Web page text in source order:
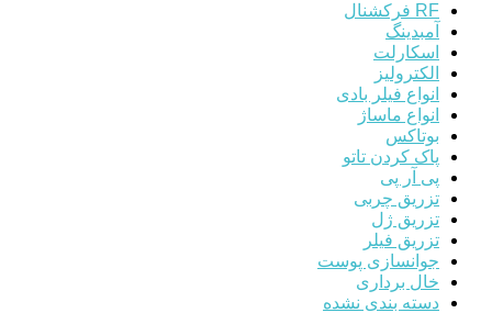
RF فرکشنال
آمبدینگ
اسکارلت
الکترولیز
انواع فیلر بادی
انواع ماساژ
بوتاکس
پاک کردن تاتو
پی آر پی
تزریق چربی
تزریق ژل
تزریق فیلر
جوانسازی پوست
خال برداری
دسته بندی نشده